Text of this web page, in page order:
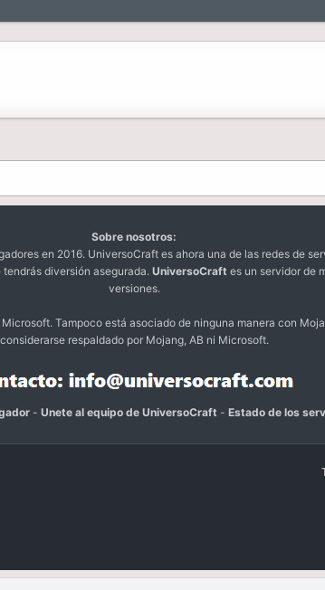
Sobre nosotros:
en 2016. UniversoCraft es ahora una de las redes de
diversión asegurada. UniversoCraft es un servidor de
versiones.
Tampoco está asociado de ninguna manera con
considerarse respaldado por Mojang, AB ni Microsoft.
- Unete al equipo de UniversoCraft - Estado de los